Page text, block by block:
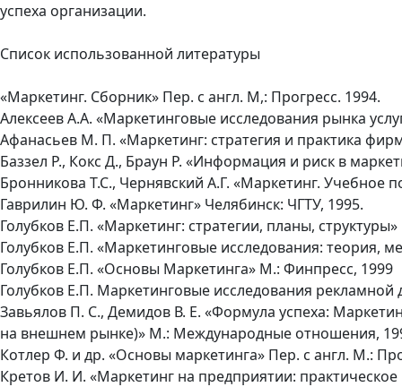
успеха организации.
Список использованной литературы
«Маркетинг. Сборник» Пер. с англ. М,: Прогресс. 1994.
Алексеев А.А. «Маркетинговые исследования рынка
Афанасьев М. П. «Маркетинг: стратегия и практика
Баззел Р., Кокс Д., Браун Р. «Информация и риск в
Бронникова Т.С., Чернявский А.Г. «Маркетинг. Учебное
Гаврилин Ю. Ф. «Маркетинг» Челябинск: ЧГТУ, 1995.
Голубков Е.П. «Маркетинг: стратегии, планы,
Голубков Е.П. «Маркетинговые исследования: теория,
Голубков Е.П. «Основы Маркетинга» М.: Финпресс, 1999
Голубков Е.П. Маркетинговые исследования
Завьялов П. С., Демидов В. Е. «Формула успеха:
на внешнем рынке)» М.: Международные отношения,
Котлер Ф. и др. «Основы маркетинга» Пер. с англ. М.:
Кретов И. И. «Маркетинг на предприятии: